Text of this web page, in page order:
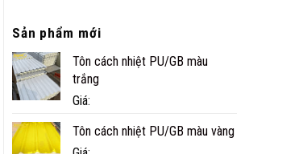
BAO
CÁCH
HƠN
Sản phẩm mới
Tôn cách nhiệt PU/GB màu
trắng
Giá:
Tôn cách nhiệt PU/GB màu vàng